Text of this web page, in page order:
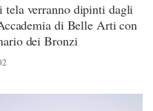
tela verranno dipinti dagli
di Belle Arti con
dei Bronzi